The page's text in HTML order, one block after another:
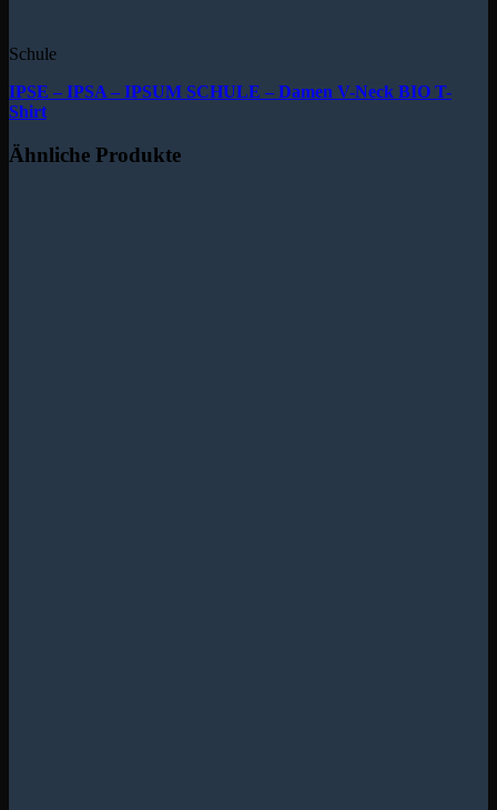
Schule
IPSE – IPSA – IPSUM SCHULE – Damen V-Neck BIO T-
Shirt
Ähnliche Produkte